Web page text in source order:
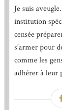
Je suis
institution
censée
s’armer pour
comme les
adhérer à leur